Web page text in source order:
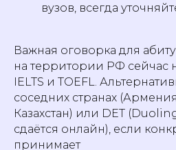
вузов, всегда
Важная оговорка для
на территории РФ сейчас
IELTS и TOEFL.
соседних странах
Казахстан) или DET
сдаётся онлайн), если
принимает